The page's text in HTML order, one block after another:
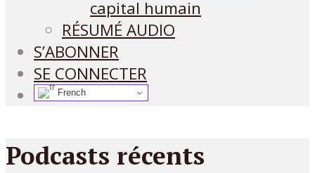
capital humain
RÉSUMÉ AUDIO
S’ABONNER
SE CONNECTER
French
Podcasts récents